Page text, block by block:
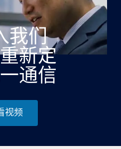
我们
新定
通信
视频